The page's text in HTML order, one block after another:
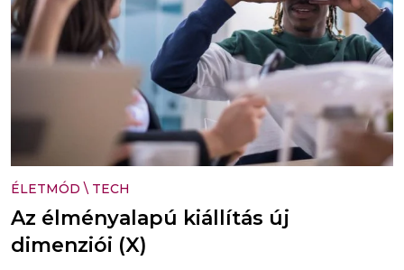
ÉLETMÓD \ TECH
Az élményalapú kiállítás új
dimenziói (X)